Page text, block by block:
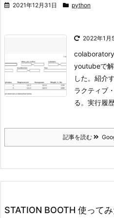
2021年12月31日 python
2022年1月
youtubeで
した。 紹介
ラクティブ
る。 実行履
記事を読む
STATION BOOTH 使って